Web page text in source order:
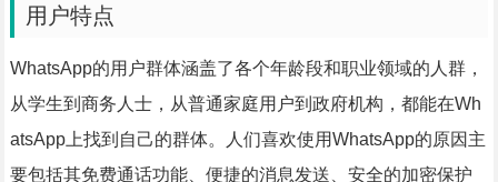
用户特点
WhatsApp的用户群体涵盖了各个年龄段和职业领域的人群，
从学生到商务人士，从普通家庭用户到政府机构，都能在Wh
atsApp上找到自己的群体。人们喜欢使用WhatsApp的原因主
要包括其免费通话功能、便捷的消息发送、安全的加密保护